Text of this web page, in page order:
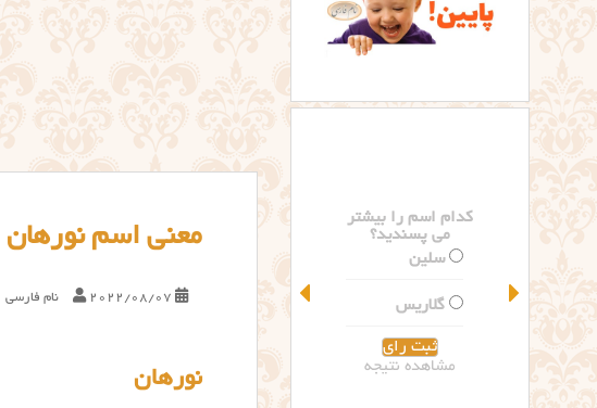
معنی اسم نورهان
2022/08/07 نام فارسی
نورهان
کدام اسم را بیشتر
می پسندید؟
سلین
گلاریس
مشاهده نتیجه